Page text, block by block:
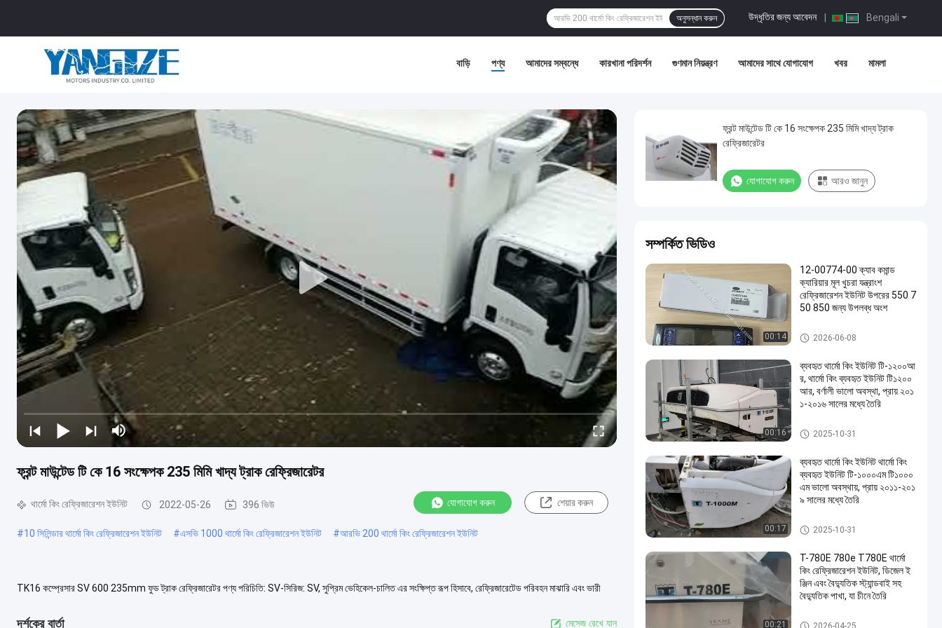
Bengali
উদ্ধৃতির জন্য আবেদন
অনুসন্ধান করুন
বাড়ি পণ্য আমাদের সম্বন্ধে কারখানা পরিদর্শন গুণমান নিয়ন্ত্রণ আমাদের সাথে যোগাযোগ খবর মামলা
ফ্রন্ট মাউন্টেড টি কে 16 সংক্ষেপক 235 মিমি খাদ্য ট্রাক রেফ্রিজারেটর
থার্মো কিং রেফ্রিজারেশন ইউনিট 2022-05-26 396 ভিউ যোগাযোগ করুন শেয়ার করুন
#10 সিলিন্ডার থার্মো কিং রেফ্রিজারেশন ইউনিট #এসভি 1000 থার্মো কিং রেফ্রিজারেশন ইউনিট #আরভি 200 থার্মো কিং রেফ্রিজারেশন ইউনিট
TK16 কম্প্রেসার SV 600 235mm ফুড ট্রাক রেফ্রিজারেটর পণ্য পরিচিতি: SV-সিরিজ: SV, সুপ্রিম ভেহিকেল-চালিত এর সংক্ষিপ্ত রূপ হিসাবে, রেফ্রিজারেটেড পরিবহন মাঝারি এবং ভারী
দর্শকের বার্তা মেসেজ রেখে যান
ফ্রন্ট মাউন্টেড টি কে 16 সংক্ষেপক 235 মিমি খাদ্য ট্রাক
রেফ্রিজারেটর
যোগাযোগ করুন আরও জানুন
সম্পর্কিত ভিডিও
00:14
12-00774-00 ক্যাব কমান্ড
ক্যারিয়ার মূল খুচরা যন্ত্রাংশ
রেফ্রিজারেশন ইউনিট উপরের 550 7
50 850 জন্য উপলব্ধ অংশ
ক্যারিয়ার রেফ্রিজারেশন যন্ত্রাংশ
2026-06-08
00:16
ব্যবহৃত থার্মো কিং ইউনিট টি-১২০০আ
র, থার্মো কিং ব্যবহৃত ইউনিট টি১২০০
আর, বর্ণালী ভালো অবস্থা, প্রায় ২০১
১-২০১৬ সালের মধ্যে তৈরি
থার্মো কিং রেফ্রিজারেশন ইউনিট
2025-10-31
00:17
ব্যবহৃত থার্মো কিং ইউনিট থার্মো কিং
ব্যবহৃত ইউনিট টি-১০০০এম টি১০০০
এম ভালো অবস্থায়, প্রায় ২০১১-২০১
৯ সালের মধ্যে তৈরি
থার্মো কিং রেফ্রিজারেশন ইউনিট
2025-10-31
00:21
T-780E 780e T780E থার্মো
কিং রেফ্রিজারেশন ইউনিট, ডিজেল ই
ঞ্জিন এবং বৈদ্যুতিক স্ট্যান্ডবাই সহ
বৈদ্যুতিক পাখা, যা চীনে তৈরি
থার্মো কিং রেফ্রিজারেশন ইউনিট
2026-04-25